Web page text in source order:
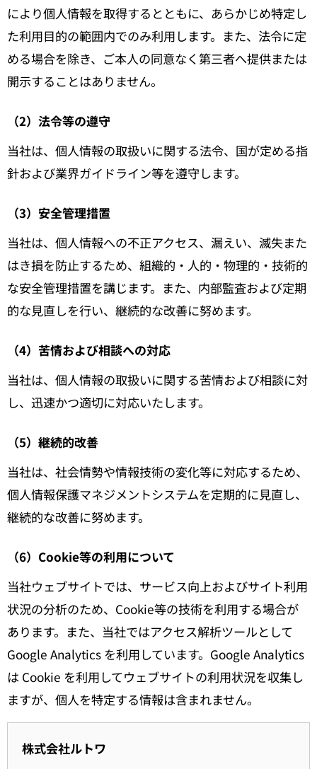
により個人情報を取得するとともに、あらかじめ特定し
た利用目的の範囲内でのみ利用します。また、法令に定
める場合を除き、ご本人の同意なく第三者へ提供または
開示することはありません。
（2）法令等の遵守
当社は、個人情報の取扱いに関する法令、国が定める指
針および業界ガイドライン等を遵守します。
（3）安全管理措置
当社は、個人情報への不正アクセス、漏えい、滅失また
はき損を防止するため、組織的・人的・物理的・技術的
な安全管理措置を講じます。また、内部監査および定期
的な見直しを行い、継続的な改善に努めます。
（4）苦情および相談への対応
当社は、個人情報の取扱いに関する苦情および相談に対
し、迅速かつ適切に対応いたします。
（5）継続的改善
当社は、社会情勢や情報技術の変化等に対応するため、
個人情報保護マネジメントシステムを定期的に見直し、
継続的な改善に努めます。
（6）Cookie等の利用について
当社ウェブサイトでは、サービス向上およびサイト利用
状況の分析のため、Cookie等の技術を利用する場合が
あります。また、当社ではアクセス解析ツールとして
Google Analytics を利用しています。Google Analytics
は Cookie を利用してウェブサイトの利用状況を収集し
ますが、個人を特定する情報は含まれません。
株式会社ルトワ